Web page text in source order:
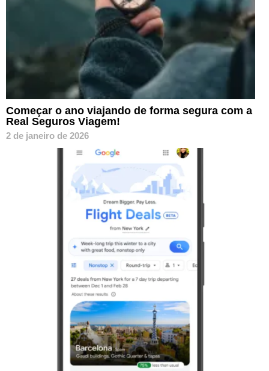
Começar o ano viajando de forma segura com a
Real Seguros Viagem!
2 de janeiro de 2026